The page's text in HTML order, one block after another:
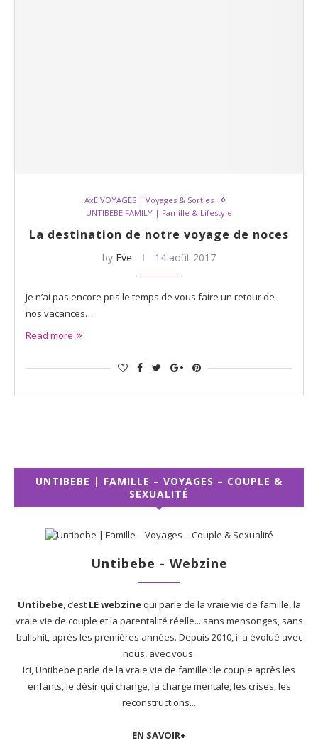
AxE VOYAGES | Voyages & Sorties
UNTIBEBE FAMILY | Famille & Lifestyle
La destination de notre voyage de noces
by Eve 14 août 2017
Je n’ai pas encore pris le temps de vous faire un retour de
nos vacances…
Read more
UNTIBEBE | FAMILLE – VOYAGES – COUPLE &
SEXUALITÉ
Untibebe - Webzine
Untibebe, c’est LE webzinequi parle de la vraie vie de famille, la
vraie vie de couple et la parentalité réelle... sans mensonges, sans
bullshit, après les premières années. Depuis 2010, il a évolué avec
nous, avec vous.
Ici, Untibebe parle de la vraie vie de famille : le couple après les
enfants, le désir qui change, la charge mentale, les crises, les
reconstructions...
EN SAVOIR+